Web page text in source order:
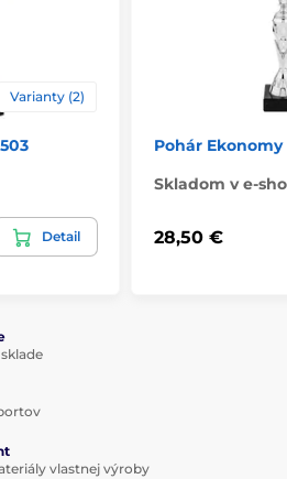
Varianty (2)
Detail
Pohár Ekonomy
Skladom v e-
28,50 €
vlastnej výroby